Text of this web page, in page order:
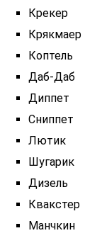
Крекер
Крякмаер
Коптель
Даб-Даб
Диппет
Сниппет
Лютик
Шугарик
Дизель
Квакстер
Манчкин